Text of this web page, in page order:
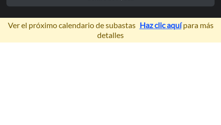
×
Ver el próximo calendario de subastas Haz clic aquípara más
detalles